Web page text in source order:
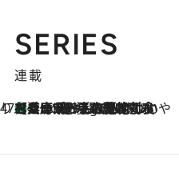
SERIES
連載
47都道府県の手みやげ ひんやりスイーツで夏を満喫
6 Hours Ago
【兵庫県】この夏絶対食べたい 冷やしておいしいおやつ3選 淡路島の恵みをジェラートに集約